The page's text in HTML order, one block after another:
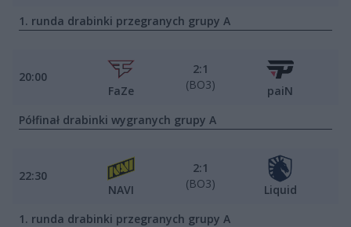
1. runda drabinki przegranych grupy A
20:00
FaZe
2:1
(BO3)
paiN
Półfinał drabinki wygranych grupy A
22:30
NAVI
2:1
(BO3)
Liquid
1. runda drabinki przegranych grupy A